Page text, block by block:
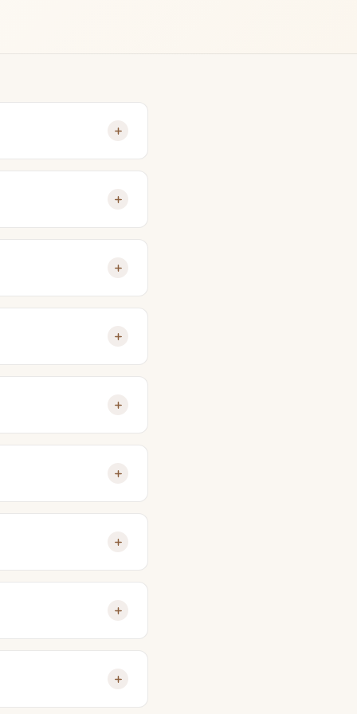
vereinbaren einen
weiter. Fragen Sie
danach in
3 Wochen, ein
Schreiben Sie uns
je nach
reinen Reparatur-